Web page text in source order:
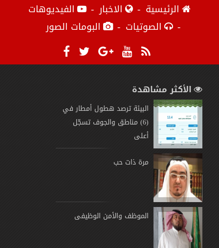
الرئيسية الاخبار
الفيديوهات
الصوتيات
البومات الصور
الأكثر مشاهدة
البيئة ترصد هطول أمطار في
(6) مناطق والجوف تسجّل
أعلى
مرة ذات حب
الموظف والأمن الوظيفى